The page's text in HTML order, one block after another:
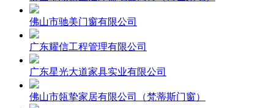
佛山市驰美门窗有限公司
广东耀信工程管理有限公司
广东星光大道家具实业有限公司
佛山市瓴挚家居有限公司（梵蒂斯门窗）